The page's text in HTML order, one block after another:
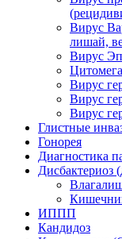
Вирус
лишай,
Вирус
Вирус
Вирус
Вирус
Глистные
Гонорея
Диагностика
Дисбактериоз
ИППП
Кандидоз